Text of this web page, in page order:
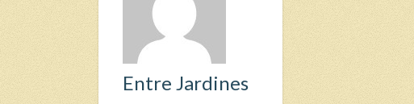
Entre Jardines